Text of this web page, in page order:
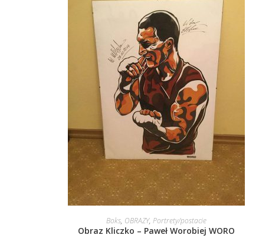
DOWIEDZ SIĘ WIĘCEJ
Boks, OBRAZY,Portrety/postacie
Obraz Kliczko – Paweł Worobiej WORO